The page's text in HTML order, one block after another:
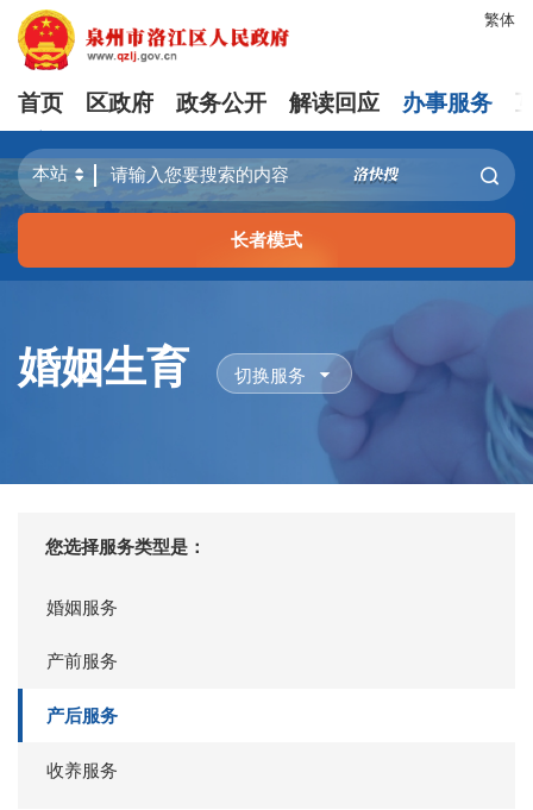
繁体
首页 区政府 政务公开 解读回应 办事服务
长者模式
婚姻生育 切换服务
您选择服务类型是：
婚姻服务
产前服务
产后服务
收养服务